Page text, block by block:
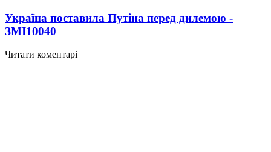
Україна поставила Путіна перед дилемою -
ЗМІ10040
Читати коментарі